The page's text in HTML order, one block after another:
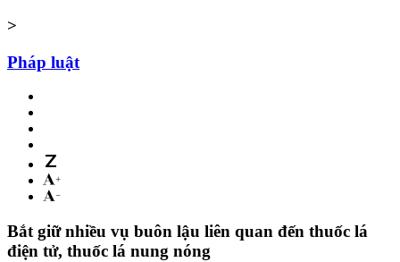
>
Pháp luật
Bắt giữ nhiều vụ buôn lậu liên quan đến thuốc lá
điện tử, thuốc lá nung nóng